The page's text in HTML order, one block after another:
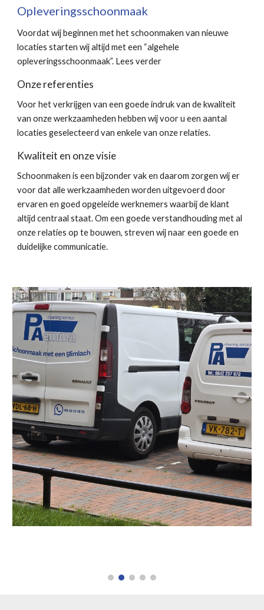
Opleveringsschoonmaak
Voordat wij beginnen met het schoonmaken van nieuwe
locaties starten wij altijd met een “algehele
opleveringsschoonmaak”. Lees verder
Onze referenties
Voor het verkrijgen van een goede indruk van de kwaliteit
van onze werkzaamheden hebben wij voor u een aantal
locaties geselecteerd van enkele van onze relaties.
Kwaliteit en onze visie
Schoonmaken is een bijzonder vak en daarom zorgen wij er
voor dat alle werkzaamheden worden uitgevoerd door
ervaren en goed opgeleide werknemers waarbij de klant
altijd centraal staat. Om een goede verstandhouding met al
onze relaties op te bouwen, streven wij naar een goede en
duidelijke communicatie.